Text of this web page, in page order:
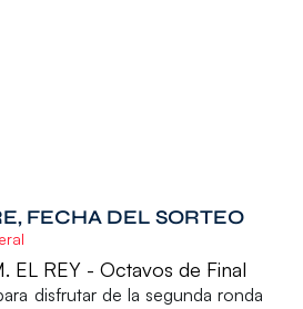
FECHA DEL SORTEO
EL REY - Octavos de Final
disfrutar de la segunda ronda